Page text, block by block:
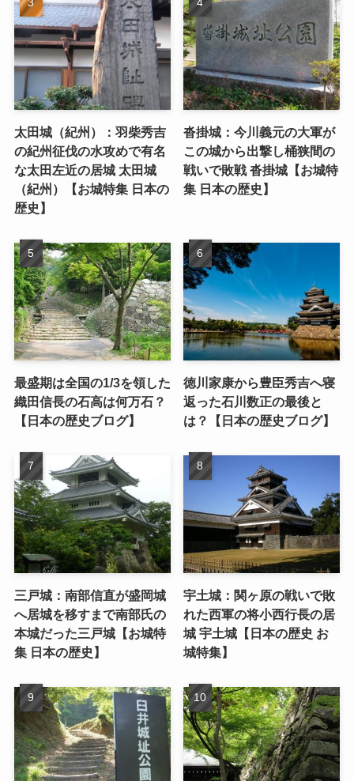
太田城（紀州）：羽柴秀吉
の紀州征伐の水攻めで有名
な太田左近の居城 太田城
（紀州）【お城特集 日本の
歴史】
沓掛城：今川義元の大軍が
この城から出撃し桶狭間の
戦いで敗戦 沓掛城【お城特
集 日本の歴史】
最盛期は全国の1/3を領した
織田信長の石高は何万石？
【日本の歴史ブログ】
徳川家康から豊臣秀吉へ寝
返った石川数正の最後と
は？【日本の歴史ブログ】
三戸城：南部信直が盛岡城
へ居城を移すまで南部氏の
本城だった三戸城【お城特
集 日本の歴史】
宇土城：関ヶ原の戦いで敗
れた西軍の将小西行長の居
城 宇土城【日本の歴史 お
城特集】